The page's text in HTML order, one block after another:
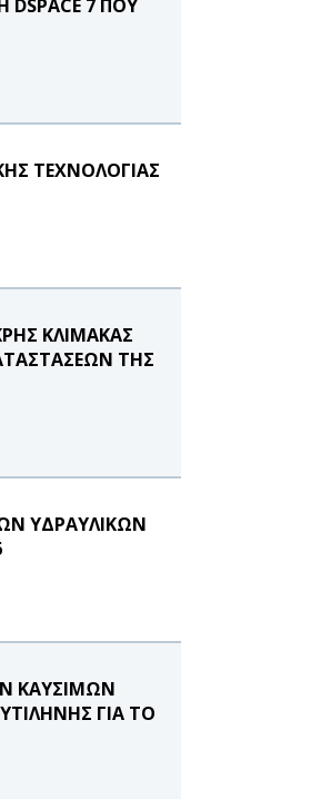
7 ΠΟΥ
ΤΕΧΝΟΛΟΓΙΑΣ
ΚΛΙΜΑΚΑΣ
ΤΗΣ
ΥΔΡΑΥΛΙΚΩΝ
ΚΑΥΣΙΜΩΝ
ΓΙΑ ΤΟ